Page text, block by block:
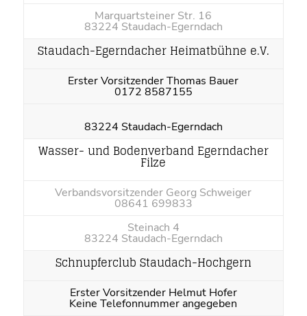
Marquartsteiner Str. 16
83224 Staudach-Egerndach
Staudach-Egerndacher Heimatbühne e.V.
Erster Vorsitzender Thomas Bauer
0172 8587155
83224 Staudach-Egerndach
Wasser- und Bodenverband Egerndacher
Filze
Verbandsvorsitzender Georg Schweiger
08641 699833
Steinach 4
83224 Staudach-Egerndach
Schnupferclub Staudach-Hochgern
Erster Vorsitzender Helmut Hofer
Keine Telefonnummer angegeben